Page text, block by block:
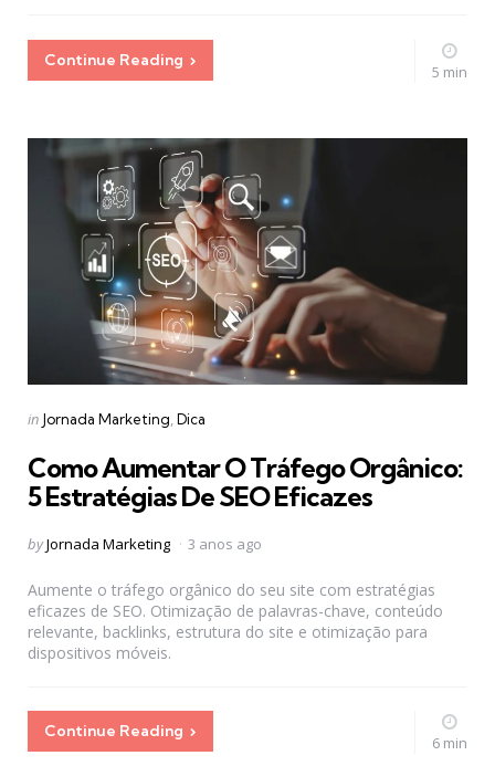
Continue Reading
5 min
Categories
Posted
in Jornada Marketing Dica
Como Aumentar O Tráfego Orgânico:
5 Estratégias De SEO Eficazes
Posted
byJornada Marketing 3 anos ago
Aumente o tráfego orgânico do seu site com estratégias
eficazes de SEO. Otimização de palavras-chave, conteúdo
relevante, backlinks, estrutura do site e otimização para
dispositivos móveis.
Continue Reading
6 min